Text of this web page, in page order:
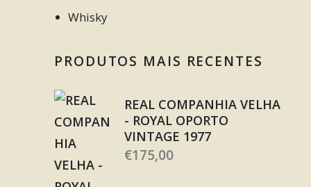
Whisky
PRODUTOS MAIS RECENTES
REAL COMPANHIA VELHA
- ROYAL OPORTO
VINTAGE 1977
€175,00